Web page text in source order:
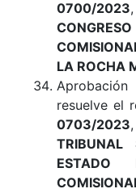
0700/2023
LA ROCHA
resuelve el
0703/2023
TRIBUNAL
ESTADO